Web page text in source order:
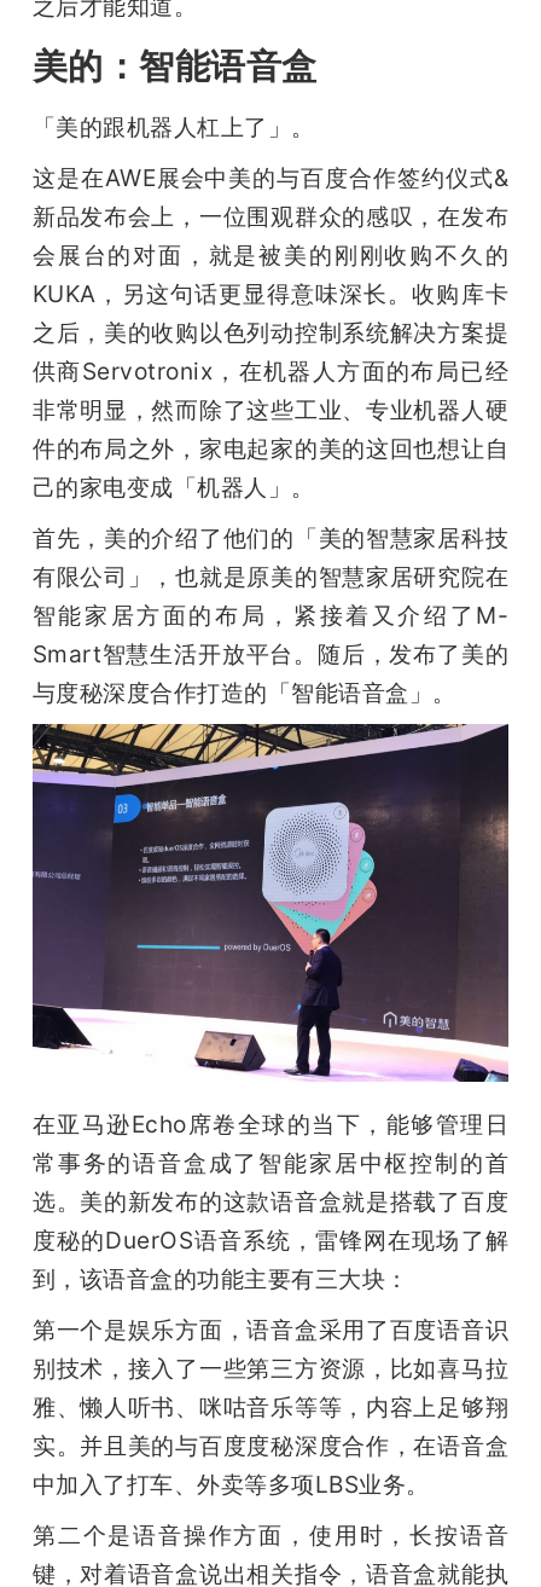
之后才能知道。
美的：智能语音盒
「美的跟机器人杠上了」。
这是在AWE展会中美的与百度合作签约仪式&
新品发布会上，一位围观群众的感叹，在发布
会展台的对面，就是被美的刚刚收购不久的
KUKA，另这句话更显得意味深长。收购库卡
之后，美的收购以色列动控制系统解决方案提
供商Servotronix，在机器人方面的布局已经
非常明显，然而除了这些工业、专业机器人硬
件的布局之外，家电起家的美的这回也想让自
己的家电变成「机器人」。
首先，美的介绍了他们的「美的智慧家居科技
有限公司」，也就是原美的智慧家居研究院在
智能家居方面的布局，紧接着又介绍了M-
Smart智慧生活开放平台。随后，发布了美的
与度秘深度合作打造的「智能语音盒」。
在亚马逊Echo席卷全球的当下，能够管理日
常事务的语音盒成了智能家居中枢控制的首
选。美的新发布的这款语音盒就是搭载了百度
度秘的DuerOS语音系统，雷锋网在现场了解
到，该语音盒的功能主要有三大块：
第一个是娱乐方面，语音盒采用了百度语音识
别技术，接入了一些第三方资源，比如喜马拉
雅、懒人听书、咪咕音乐等等，内容上足够翔
实。并且美的与百度度秘深度合作，在语音盒
中加入了打车、外卖等多项LBS业务。
第二个是语音操作方面，使用时，长按语音
键，对着语音盒说出相关指令，语音盒就能执